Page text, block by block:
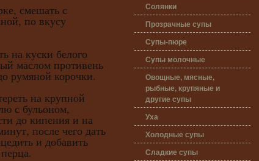
смешать с
по вкусу
куски белого
маслом противень
румяной корочки.
на крупной
с бульоном,
до кипения и на
после чего дать
и добавить
Солянки
Прозрачные супы
Супы-пюре
Супы молочные
Овощные, мясные,
рыбные, крупяные и
другие супы
Уха
Холодные супы
Сладкие супы